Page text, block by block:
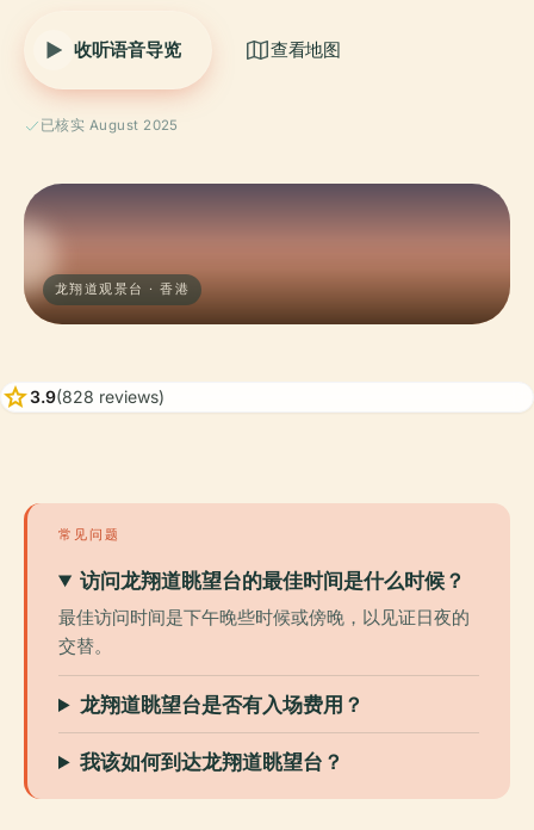
收听语音导览 查看地图
已核实 August 2025
龙翔道观景台 · 香港
star3.9(828 reviews)
常见问题
访问龙翔道眺望台的最佳时间是什么时候？
最佳访问时间是下午晚些时候或傍晚，以见证日夜的
交替。
龙翔道眺望台是否有入场费用？
我该如何到达龙翔道眺望台？